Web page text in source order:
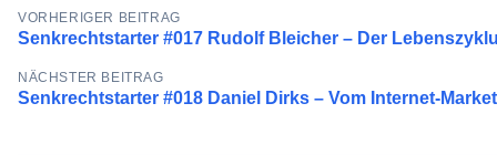
VORHERIGER BEITRAG
Senkrechtstarter #017 Rudolf Bleicher – Der
NÄCHSTER BEITRAG
Senkrechtstarter #018 Daniel Dirks – Vom Internet-